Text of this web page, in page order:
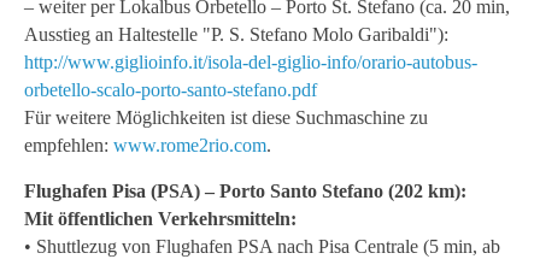
– weiter per Lokalbus Orbetello – Porto St. Stefano (ca. 20 min,
Ausstieg an Haltestelle "P. S. Stefano Molo Garibaldi"):
http://www.giglioinfo.it/isola-del-giglio-info/orario-autobus-
orbetello-scalo-porto-santo-stefano.pdf
Für weitere Möglichkeiten ist diese Suchmaschine zu
empfehlen: www.rome2rio.com.
Flughafen Pisa (PSA) – Porto Santo Stefano (202 km):
Mit öffentlichen Verkehrsmitteln:
• Shuttlezug von Flughafen PSA nach Pisa Centrale (5 min, ab